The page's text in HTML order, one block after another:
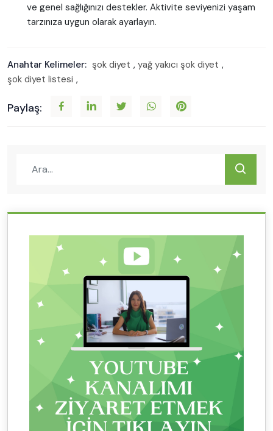
ve genel sağlığınızı destekler. Aktivite seviyenizi yaşam
tarzınıza uygun olarak ayarlayın.
Anahtar Kelimeler: şok diyet , yağ yakıcı şok diyet ,
şok diyet listesi ,
Paylaş: